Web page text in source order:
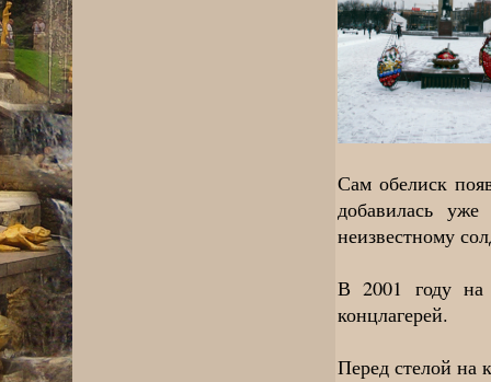
Сам обелиск
добавилась
неизвестному
В 2001 году на
концлагерей.
Перед стелой на